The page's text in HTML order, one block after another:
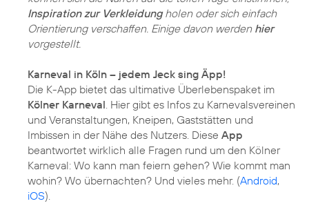
Inspiration zur Verkleidungholen oder sich einfach
Orientierung verschaffen. Einige davon werden hier
vorgestellt.
Karneval in Köln – jedem Jeck sing Äpp!
Die K-App bietet das ultimative Überlebenspaket im
Kölner Karneval . Hier gibt es Infos zu Karnevalsvereinen
und Veranstaltungen, Kneipen, Gaststätten und
Imbissen in der Nähe des Nutzers. Diese App
beantwortet wirklich alle Fragen rund um den Kölner
Karneval: Wo kann man feiern gehen? Wie kommt man
wohin? Wo übernachten? Und vieles mehr. (Android,
iOS).